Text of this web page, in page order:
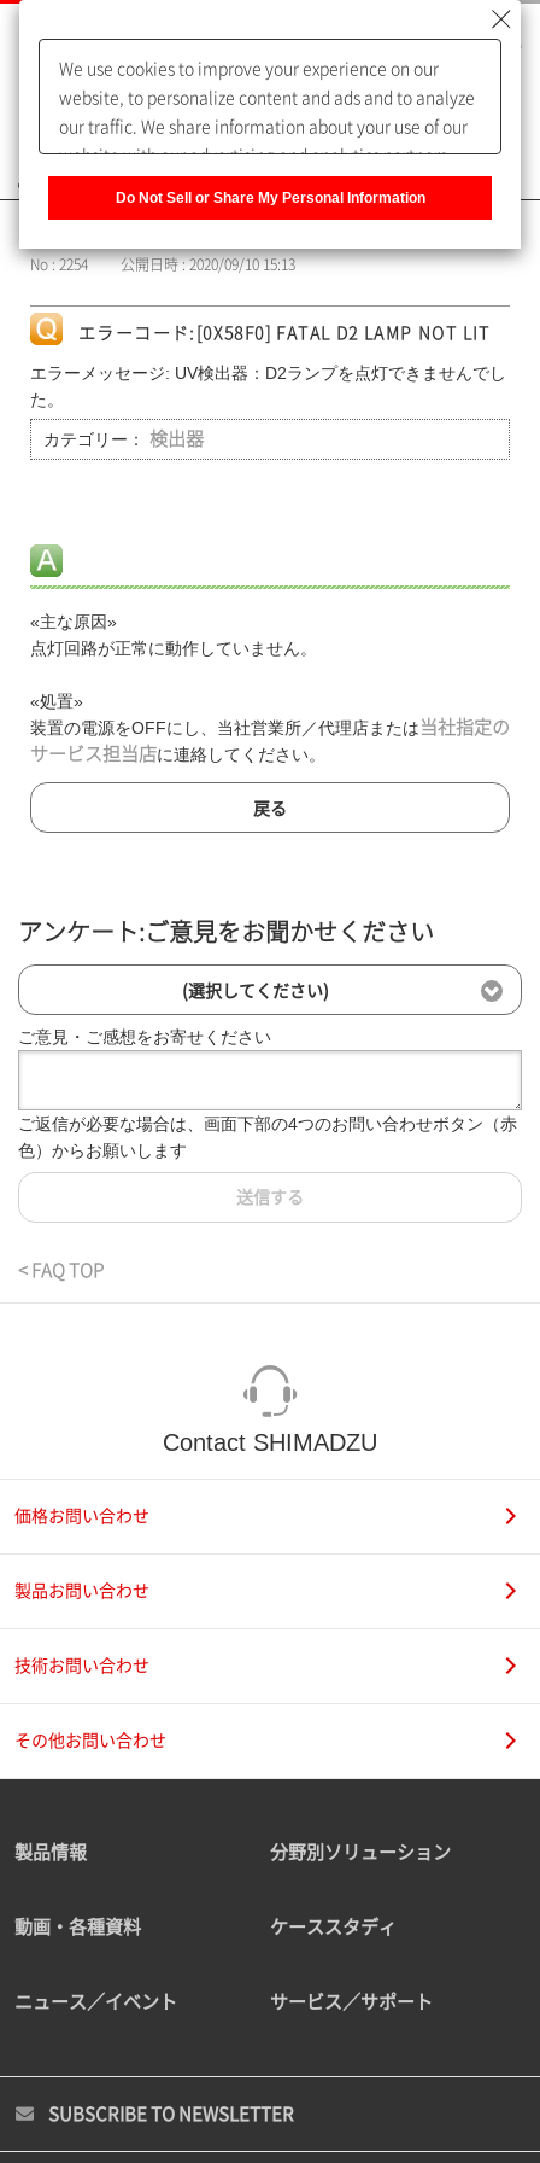
よくあるご質問（FAQ）
No : 2254 公開日時 : 2020/09/10 15:13
エラーコード:[0X58F0] FATAL D2 LAMP NOT LIT
エラーメッセージ: UV検出器：D2ランプを点灯できませんでし
た。
カテゴリー： 検出器
«主な原因»
点灯回路が正常に動作していません。
«処置»
装置の電源をOFFにし、当社営業所／代理店または 当社指定の
サービス担当店に連絡してください。
戻る
アンケート:ご意見をお聞かせください
(選択してください)
ご意見・ご感想をお寄せください
ご返信が必要な場合は、画面下部の4つのお問い合わせボタン（赤
色）からお願いします
送信する
< FAQ TOP
Contact SHIMADZU
価格お問い合わせ
製品お問い合わせ
技術お問い合わせ
その他お問い合わせ
製品情報 分野別ソリューション
動画・各種資料 ケーススタディ
ニュース／イベント サービス／サポート
SUBSCRIBE TO NEWSLETTER
We use cookies to improve your experience on our
website, to personalize content and ads and to analyze
our traffic. We share information about your use of our
website with our advertising and analytics partners,
of our sharing information about you with our partners.
Information] to customize your cookie settings on our
Do Not Sell or Share My Personal Information